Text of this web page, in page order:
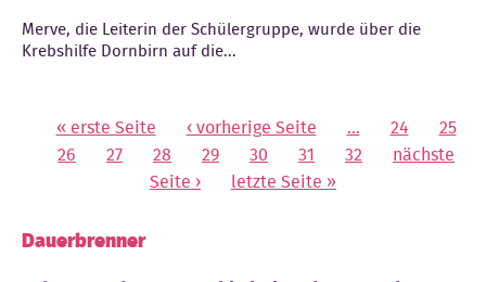
Merve, die Leiterin der Schülergruppe, wurde über die
Krebshilfe Dornbirn auf die...
Seiten« erste Seite ‹ vorherige Seite … 24
25
26
27 28 29 30 31 32
nächste
Seite ›
letzte Seite »
Dauerbrenner